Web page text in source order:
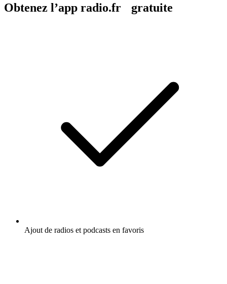
Obtenez l’app radio.fr gratuite
Ajout de radios et podcasts en favoris